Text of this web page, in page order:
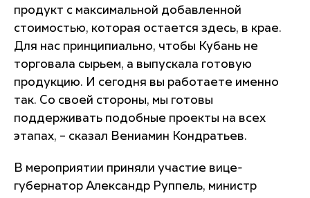
продукт с максимальной добавленной
стоимостью, которая остается здесь, в крае.
Для нас принципиально, чтобы Кубань не
торговала сырьем, а выпускала готовую
продукцию. И сегодня вы работаете именно
так. Со своей стороны, мы готовы
поддерживать подобные проекты на всех
этапах, – сказал Вениамин Кондратьев.
В мероприятии приняли участие вице-
губернатор Александр Руппель, министр